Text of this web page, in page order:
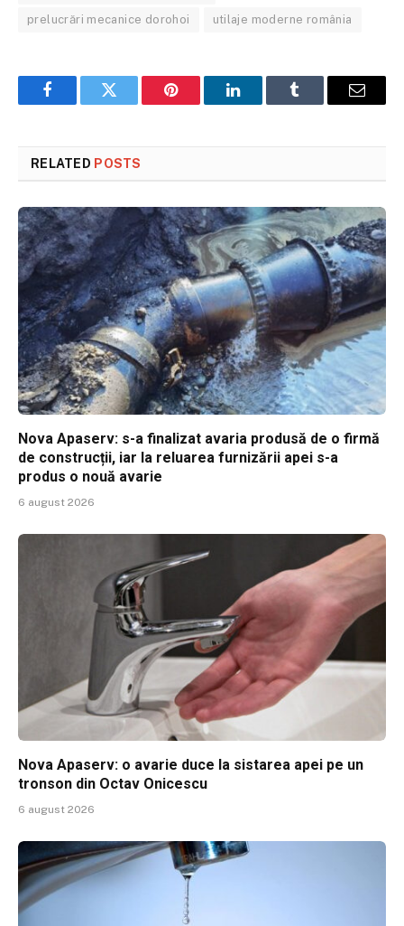
prelucrări mecanice dorohoi utilaje moderne românia
FacebookTwitter Pinterest LinkedInTumblr Email
RELATED POSTS
Nova Apaserv: s-a finalizat avaria produsă de o firmă
de construcții, iar la reluarea furnizării apei s-a
produs o nouă avarie
6 august 2026
Nova Apaserv: o avarie duce la sistarea apei pe un
tronson din Octav Onicescu
6 august 2026